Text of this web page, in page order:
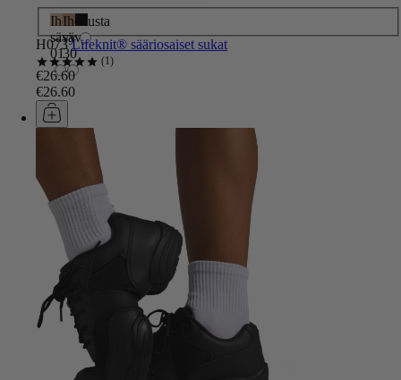
Ihon
sävy
01
Ihon
sävy
30
Musta
H073 Lifeknit® sääriosaiset sukat
1
€26.60
€26.60